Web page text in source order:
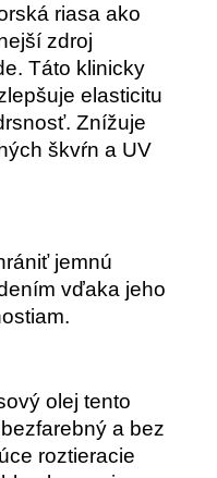
riasa ako
zdroj
Táto klinicky
elasticitu
Znížuje
škvŕn a UV
jemnú
vďaka jeho
olej tento
a bez
roztieracie